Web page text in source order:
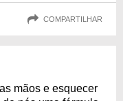
COMPARTILHAR
mãos e esquecer